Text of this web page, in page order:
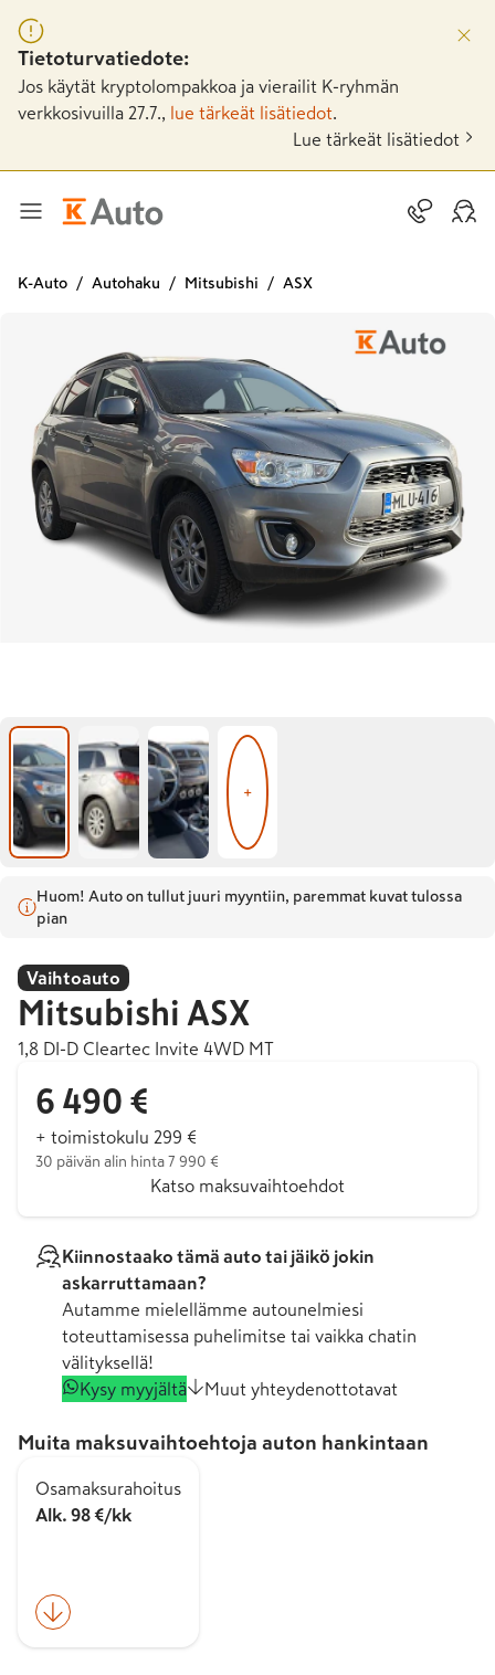
Tietoturvatiedote:
Jos käytät kryptolompakkoa ja vierailit K-ryhmän
verkkosivuilla 27.7.,
lue tärkeät lisätiedot
Lue tärkeät lisätiedot
K-Auto Autohaku Mitsubishi ASX
+
Huom! Auto on tullut juuri myyntiin, paremmat kuvat tulossa
pian
Vaihtoauto
Mitsubishi ASX
1,8 DI-D Cleartec Invite 4WD MT
6 490 €
+ toimistokulu 299 €
30 päivän alin hinta 7 990 €
Katso maksuvaihtoehdot
Kiinnostaako tämä auto tai jäikö jokin
askarruttamaan?
Autamme mielellämme autounelmiesi
toteuttamisessa puhelimitse tai vaikka chatin
välityksellä!
Kysy myyjältä
Muut yhteydenottotavat
Muita maksuvaihtoehtoja auton hankintaan
Osamaksurahoitus
Alk. 98 €/kk